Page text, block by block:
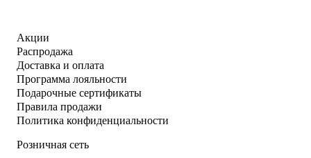
Акции
Распродажа
Доставка и оплата
Программа лояльности
Подарочные сертификаты
Правила продажи
Политика конфиденциальности
Розничная сеть